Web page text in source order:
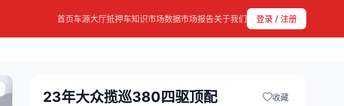
首页车源大厅抵押车知识市场数据市场报告关于我们 登录 / 注册
23年大众揽巡380四驱顶配 收藏